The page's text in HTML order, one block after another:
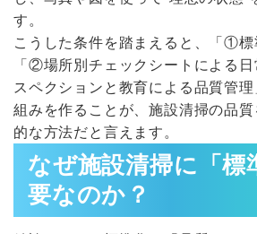
す。
こうした条件を踏まえると、「①標
「②場所別チェックシートによる
スペクションと教育による品質管
組みを作ることが、施設清掃の品
的な方法だと言えます。
なぜ施設清掃に「標
要なのか？